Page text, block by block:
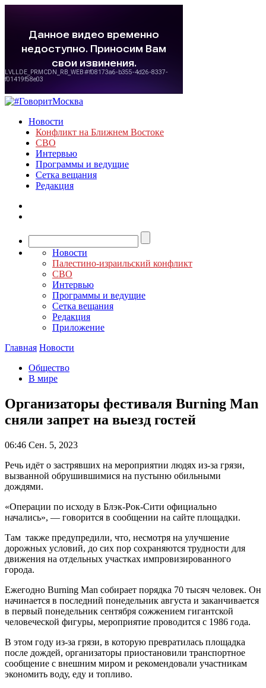
Новости
Конфликт на Ближнем Востоке
СВО
Интервью
Программы и ведущие
Сетка вещания
Редакция
Новости
Палестино-израильский конфликт
СВО
Интервью
Программы и ведущие
Сетка вещания
Редакция
Приложение
Главная Новости
Общество
В мире
Организаторы фестиваля Burning Man
сняли запрет на выезд гостей
06:46 Сен. 5, 2023
Речь идёт о застрявших на мероприятии людях из-за грязи,
вызванной обрушившимися на пустыню обильными
дождями.
«Операции по исходу в Блэк-Рок-Сити официально
начались», — говорится в сообщении на сайте площадки.
Там также предупредили, что, несмотря на улучшение
дорожных условий, до сих пор сохраняются трудности для
движения на отдельных участках импровизированного
города.
Ежегодно Burning Man собирает порядка 70 тысяч человек. Он
начинается в последний понедельник августа и заканчивается
в первый понедельник сентября сожжением гигантской
человеческой фигуры, мероприятие проводится с 1986 года.
В этом году из-за грязи, в которую превратилась площадка
после дождей, организаторы приостановили транспортное
сообщение с внешним миром и рекомендовали участникам
экономить воду, еду и топливо.